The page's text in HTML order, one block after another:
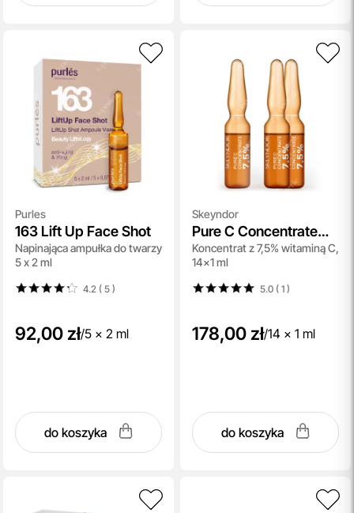
Purles
163 Lift Up Face Shot
Napinająca ampułka do twarzy
5 x 2 ml
4.2 ( 5)
92,00 zł/5 x 2 ml
do koszyka
Skeyndor
Pure C Concentrate
7,5%
Koncentrat z 7,5% witaminą C,
14x1 ml
5.0 ( 1)
178,00 zł/14 x 1 ml
do koszyka